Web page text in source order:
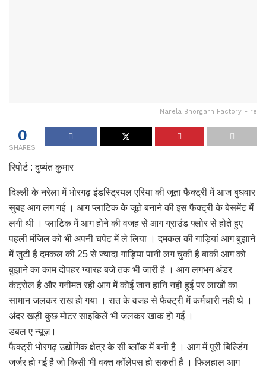
Narela Bhorgarh Factory Fire
0
SHARES
रिपोर्ट : दुष्यंत कुमार
दिल्ली के नरेला में भोरगढ़ इंडस्ट्रियल एरिया की जूता फैक्ट्री में आज बुधवार
सुबह आग लग गई । आग प्लाटिक के जूते बनाने की इस फैक्ट्री के बेसमेंट में
लगी थी । प्लाटिक में आग होने की वजह से आग ग्राउंड फ्लोर से होते हुए
पहली मंजिल को भी अपनी चपेट में ले लिया । दमकल की गाड़ियां आग बुझाने
में जुटी है दमकल की 25 से ज्यादा गाड़िया पानी लग चुकी है बाकी आग को
बुझाने का काम दोपहर ग्यारह बजे तक भी जारी है । आग लगभग अंडर
कंट्रोल है और गनीमत रही आग में कोई जान हानि नही हुई पर लाखों का
सामान जलकर राख हो गया । रात के वजह से फैक्ट्री में कर्मचारी नही थे ।
अंदर खड़ी कुछ मोटर साइकिलें भी जलकर खाक हो गई ।
डबल ए न्यूज़।
फैक्ट्री भोरगढ़ उद्योगिक क्षेत्र के सी ब्लॉक में बनी है । आग में पूरी बिल्डिंग
जर्जर हो गई है जो किसी भी वक्त कॉलेपस हो सकती है । फिलहाल आग